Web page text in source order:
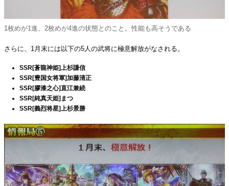
1枚めが1進、2枚めが4進の状態とのこと。性能も高そうである
さらに、1月末には以下の5人の武将に極意解放がなされる。
SSR[蒼龍神姫]上杉謙信
SSR[豊国女将軍]加藤清正
SSR[膠漆之心]直江兼続
SSR[純真天姫]まつ
SSR[義烈将星]上杉景勝